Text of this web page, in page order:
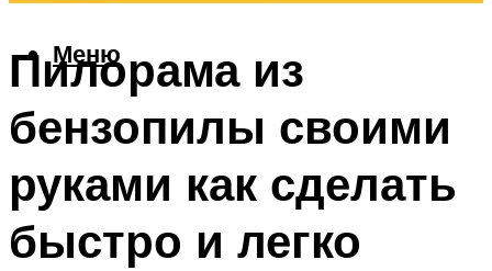
Меню
Пилорама из
бензопилы своими
руками как сделать
быстро и легко